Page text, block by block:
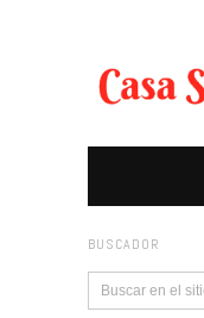
BUSCADOR